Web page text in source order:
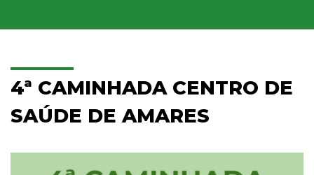
4ª CAMINHADA CENTRO DE
SAÚDE DE AMARES